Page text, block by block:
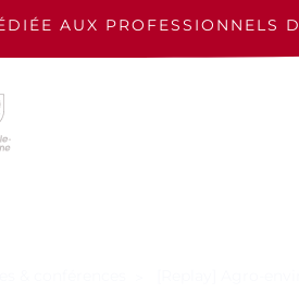
AUX PROFESSIONNELS